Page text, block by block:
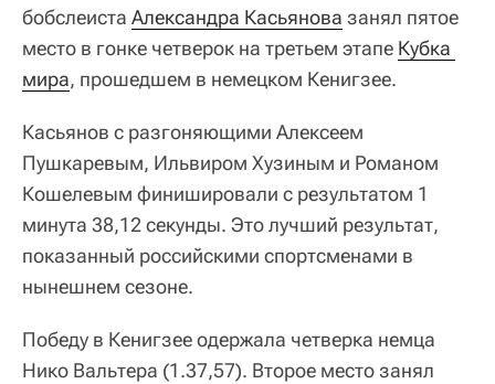
бобслеиста Александра Касьянова занял пятое
место в гонке четверок на третьем этапе Кубка
мира, прошедшем в немецком Кенигзее.
Касьянов с разгоняющими Алексеем
Пушкаревым, Ильвиром Хузиным и Романом
Кошелевым финишировали с результатом 1
минута 38,12 секунды. Это лучший результат,
показанный российскими спортсменами в
нынешнем сезоне.
Победу в Кенигзее одержала четверка немца
Нико Вальтера (1.37,57). Второе место занял